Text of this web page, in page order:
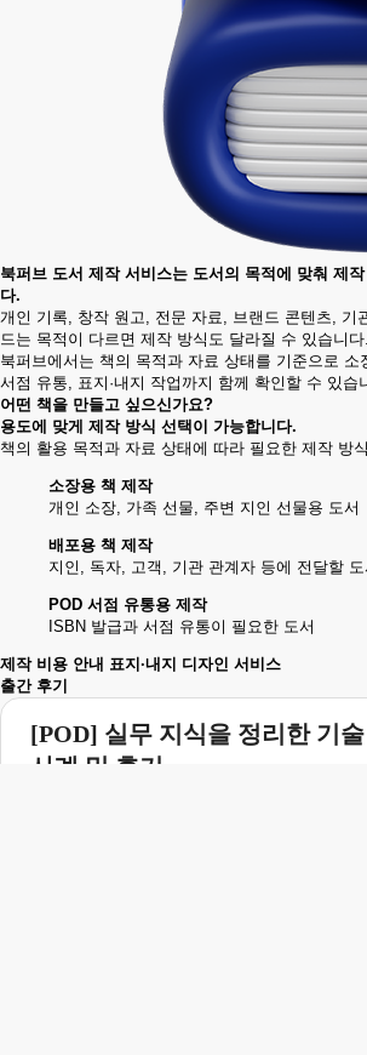
북퍼브 도서 제작 서비스는 도서의 목적에 맞춰 제
다.
개인 기록, 창작 원고, 전문 자료, 브랜드 콘텐츠, 기
드는 목적이 다르면 제작 방식도 달라질 수 있습니다.
북퍼브에서는 책의 목적과 자료 상태를 기준으로 소
서점 유통, 표지·내지 작업까지 함께 확인할 수 있습
어떤 책을 만들고 싶으신가요?
용도에 맞게 제작 방식 선택이 가능합니다.
책의 활용 목적과 자료 상태에 따라 필요한 제작 방
소장용 책 제작
개인 소장, 가족 선물, 주변 지인 선물용 도서
배포용 책 제작
지인, 독자, 고객, 기관 관계자 등에 전달할 도
POD 서점 유통용 제작
ISBN 발급과 서점 유통이 필요한 도서
제작 비용 안내 표지·내지 디자인 서비스
출간 후기
[POD] 실무 지식을 정리한 기
사례 및 후기